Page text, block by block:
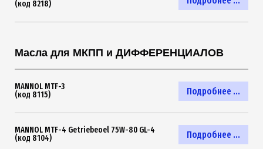
(код 8218)
Масла для МКПП и ДИФФЕРЕНЦИАЛОВ
Подробнее ...
MANNOL MTF-3
(код 8115)
Подробнее ...
MANNOL MTF-4 Getriebeoel 75W-80 GL-4
(код 8104)